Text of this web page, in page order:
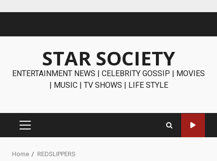
STAR SOCIETY
ENTERTAINMENT NEWS | CELEBRITY GOSSIP | MOVIES
| MUSIC | TV SHOWS | LIFE STYLE
PRIMARY
Home REDSLIPPERS